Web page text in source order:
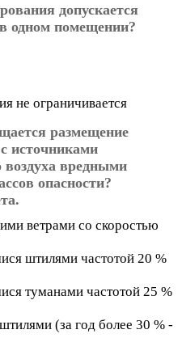
допускается
одном помещении?
не ограничивается
размещение
источниками
воздуха вредными
опасности?
ветрами со скоростью
штилями частотой 20 %
туманами частотой 25 %
(за год более 30 % -